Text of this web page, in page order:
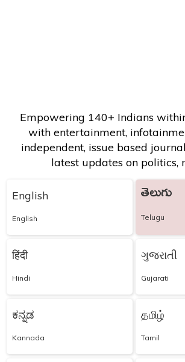
Empowering 140+ Indians
with entertainment,
independent, issue based
latest updates on politics,
English
English
తెలుగు
Telugu
हिंदी
Hindi
ગુજરાતી
Gujarati
ಕನ್ನಡ
Kannada
தமிழ்
Tamil